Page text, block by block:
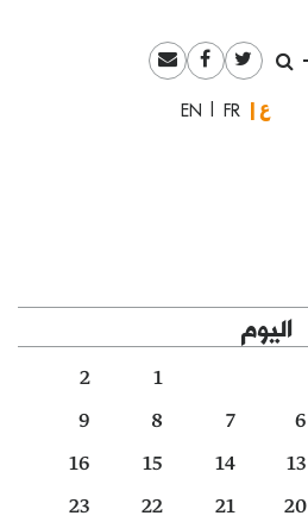
العربيةFrançais
English
اليوم
1
2
6
7
8
9
13
14
15
16
20
21
22
23